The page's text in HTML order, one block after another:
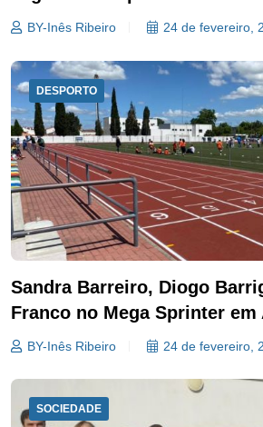
BY-Inês Ribeiro 24 de fevereiro,
DESPORTO
Sandra Barreiro, Diogo
Franco no Mega Sprinter
BY-Inês Ribeiro 24 de fevereiro,
SOCIEDADE